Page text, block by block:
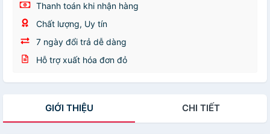
Thanh toán khi nhận hàng
Chất lượng, Uy tín
7 ngày đổi trả dễ dàng
Hỗ trợ xuất hóa đơn đỏ
GIỚI THIỆU CHI TIẾT